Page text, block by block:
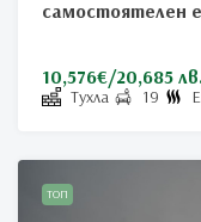
самостоятелен
10,576€/20,685
Тухла 19
ТОП